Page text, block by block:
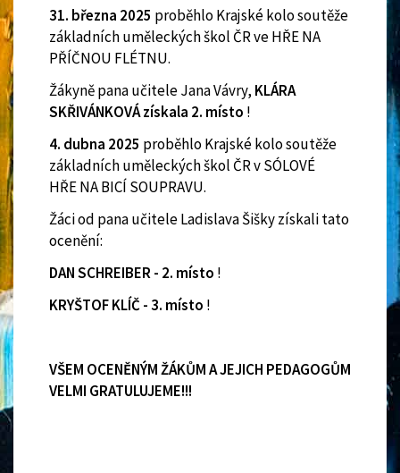
31. března 2025 proběhlo Krajské kolo soutěže
základních uměleckých škol ČR ve HŘE NA
PŘÍČNOU FLÉTNU.
Žákyně pana učitele Jana Vávry, KLÁRA
SKŘIVÁNKOVÁ získala 2. místo !
4. dubna 2025 proběhlo Krajské kolo soutěže
základních uměleckých škol ČR v SÓLOVÉ
HŘE NA BICÍ SOUPRAVU.
Žáci od pana učitele Ladislava Šišky získali tato
ocenění:
DAN SCHREIBER - 2. místo !
KRYŠTOF KLÍČ - 3. místo !
VŠEM OCENĚNÝM ŽÁKŮM A JEJICH PEDAGOGŮM
VELMI GRATULUJEME!!!